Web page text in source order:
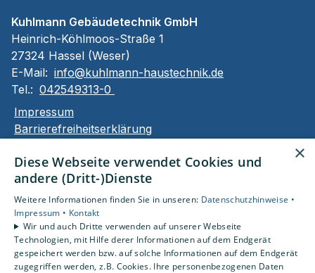
Kuhlmann Gebäudetechnik GmbH
Heinrich-Köhlmoos-Straße 1
27324 Hassel (Weser)
E-Mail: info@kuhlmann-haustechnik.de
Tel.: 042549313-0
Impressum
Barrierefreiheitserklärung
AGB
Unsere Bereiche
Privatkunden
Karriere
Unternehmen
Kontakt
×
Diese Webseite verwendet Cookies und
andere (Dritt-)Dienste
Weitere Informationen finden Sie in unseren: Datenschutzhinweise •
Impressum • Kontakt
Wir und auch Dritte verwenden auf unserer Webseite
Technologien, mit Hilfe derer Informationen auf dem Endgerät
gespeichert werden bzw. auf solche Informationen auf dem Endgerät
zugegriffen werden, z.B. Cookies. Ihre personenbezogenen Daten